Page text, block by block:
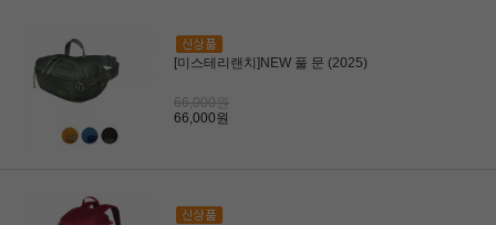
[미스테리랜치]NEW 풀 문 (2025)
66,000원
66,000원